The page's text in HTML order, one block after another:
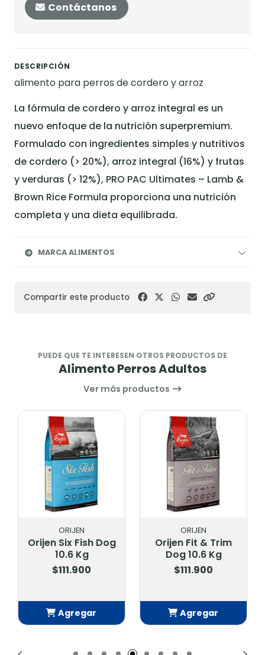
Contáctanos
DESCRIPCIÓN
alimento para perros de cordero y arroz
La fórmula de cordero y arroz integral es un
nuevo enfoque de la nutrición superpremium.
Formulado con ingredientes simples y nutritivos
de cordero (> 20%), arroz integral (16%) y frutas
y verduras (> 12%), PRO PAC Ultimates – Lamb &
Brown Rice Formula proporciona una nutrición
completa y una dieta equilibrada.
MARCA ALIMENTOS
Compartir este producto
PUEDE QUE TE INTERESEN OTROS PRODUCTOS DE
Alimento Perros Adultos
Ver más productos
ORIJEN
Orijen Six Fish Dog
10.6 Kg
$111.900
Agregar
ORIJEN
Orijen Fit & Trim
Dog 10.6 Kg
$111.900
Agregar